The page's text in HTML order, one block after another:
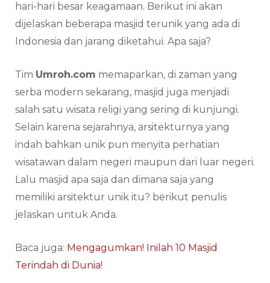
hari-hari besar keagamaan. Berikut ini akan
dijelaskan beberapa masjid terunik yang ada di
Indonesia dan jarang diketahui. Apa saja?
Tim Umroh.com memaparkan, di zaman yang
serba modern sekarang, masjid juga menjadi
salah satu wisata religi yang sering di kunjungi.
Selain karena sejarahnya, arsitekturnya yang
indah bahkan unik pun menyita perhatian
wisatawan dalam negeri maupun dari luar negeri.
Lalu masjid apa saja dan dimana saja yang
memiliki arsitektur unik itu? berikut penulis
jelaskan untuk Anda.
Baca juga: Mengagumkan! Inilah 10 Masjid
Terindah di Dunia!